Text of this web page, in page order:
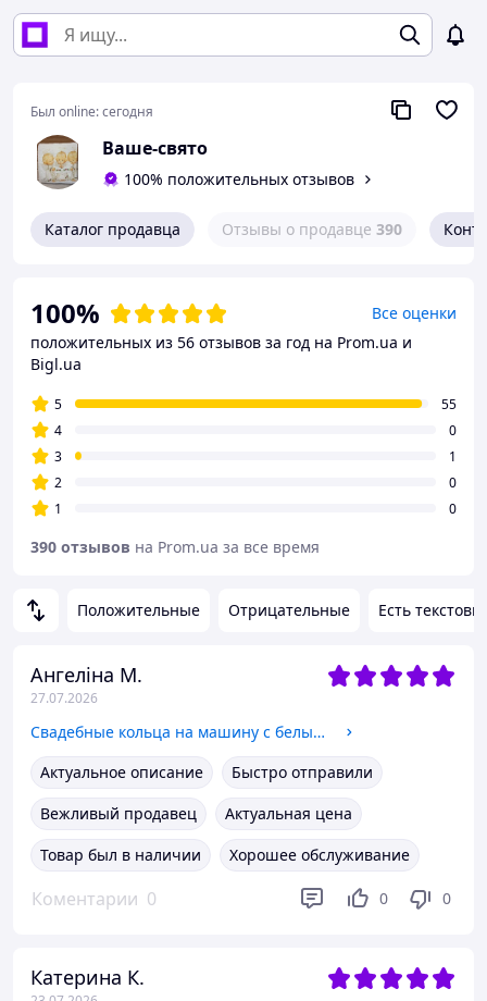
Был online:сегодня
Ваше-свято
100% положительных отзывов
Каталог продавца Отзывы о продавце 390
Положительные Отрицательные Есть
Ангеліна М.
27.07.2026
Свадебные кольца на машину с белыми и пудровыми цветами на присосках 2310300пуд
Актуальное описание
Быстро отправили
Вежливый продавец
Актуальная цена
Товар был в наличии
Хорошее обслуживание
Коментарии 0 0 0
Катерина К.
100%
Все оценки
положительных из 56 отзывов за год на Prom.ua и
Bigl.ua
5
55
4
0
3
1
2
0
1
0
390 отзывов на Prom.ua за все время